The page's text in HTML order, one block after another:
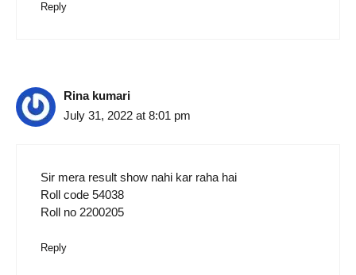
Reply
Rina kumari
July 31, 2022 at 8:01 pm
Sir mera result show nahi kar raha hai
Roll code 54038
Roll no 2200205
Reply